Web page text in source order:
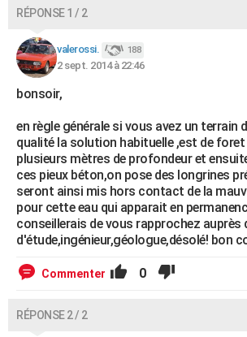
RÉPONSE 1 / 2
valerossi. 188
2 sept. 2014 à 22:46
bonsoir,
en règle générale si vous avez un terrain
qualité la solution habituelle ,est de foret
plusieurs mètres de profondeur et
ces pieux béton,on pose des longrines
seront ainsi mis hors contact de la
pour cette eau qui apparait en
conseillerais de vous rapprochez auprès
d'étude,ingénieur,géologue,désolé! bon
Commenter 0
RÉPONSE 2 / 2